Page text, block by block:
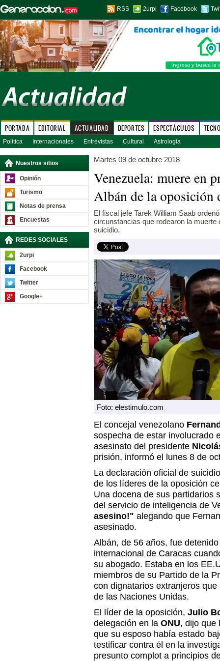
RSS 2urpi Facebook
PORTADA EDITORIAL ACTUALIDAD DEPORTES ESPECTÁCULOS
Política Internacionales Entrevistas Cultural Astrología
Nuestros sitios
Opinión
Turismo
Notas de prensa
Encuestas
REDES SOCIALES
2urpi
Facebook
Twitter
Google+
Martes 09 de octubre 2018
Venezuela: muere en
Albán de la oposición
El fiscal jefe Tarek William Saab
circunstancias que rodearon la muerte
suicidio.
Foto: elestimulo.com
El concejal venezolano
sospecha de estar involucrado
asesinato del presidente
prisión, informó el lunes 8 de
La declaración oficial de
de los líderes de la oposición
Una docena de sus partidarios
del servicio de inteligencia de
asesino!" alegando que
asesinado.
Albán, de 56 años, fue
internacional de Caracas
su abogado. Estaba en los
miembros de su Partido de la
con dignatarios extranjeros
de las Naciones Unidas.
El líder de la oposición, Julio
delegación en la ONU, dijo que
que su esposo había estado
testificar contra él en la
presunto complot a principios